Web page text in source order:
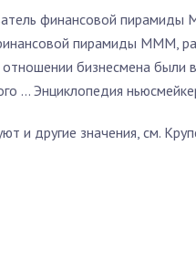
финансовой
пирамиды МММ,
бизнесмена были
… Энциклопедия
и другие значения, см.